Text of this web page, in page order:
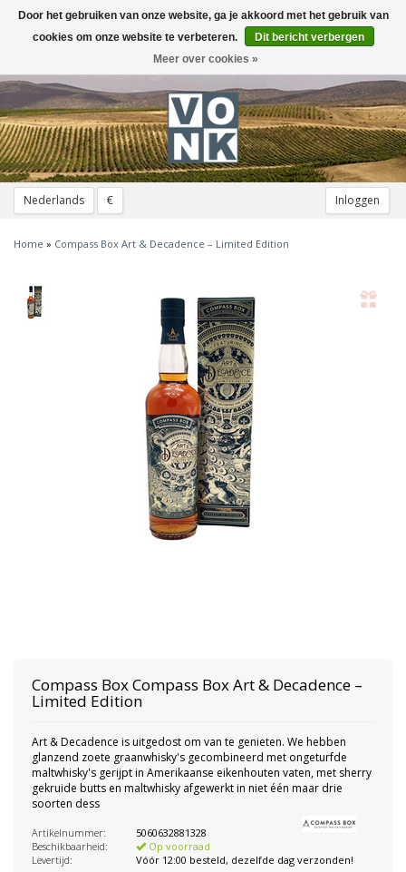
Nederlands € Inloggen
Toggle
navigation
Home » Compass Box Art & Decadence – Limited Edition
Compass BoxCompass Box Art & Decadence –
Limited Edition
Art & Decadence is uitgedost om van te genieten. We hebben
glanzend zoete graanwhisky's gecombineerd met ongeturfde
maltwhisky's gerijpt in Amerikaanse eikenhouten vaten, met sherry
gekruide butts en maltwhisky afgewerkt in niet één maar drie
soorten dess
Artikelnummer:
5060632881328
Beschikbaarheid:
Op voorraad
Levertijd:
Vóór 12:00 besteld, dezelfde dag verzonden!
Door het gebruiken van onze website, ga je akkoord met het gebruik van
cookies om onze website te verbeteren.
Dit bericht verbergen
Meer over cookies »